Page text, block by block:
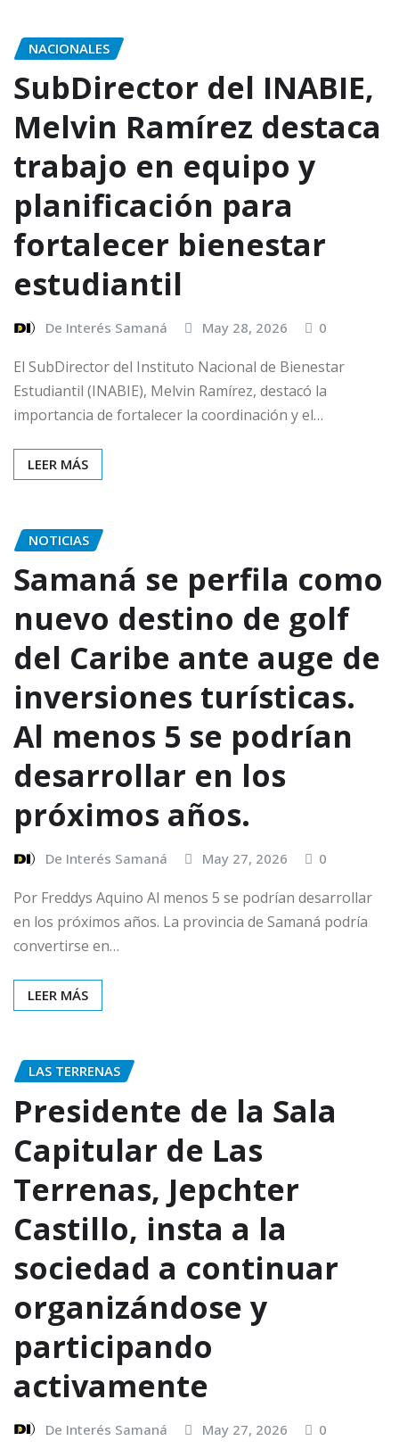
NACIONALES
SubDirector del INABIE,
Melvin Ramírez destaca
trabajo en equipo y
planificación para
fortalecer bienestar
estudiantil
De Interés Samaná May 28, 2026 0
El SubDirector del Instituto Nacional de Bienestar
Estudiantil (INABIE), Melvin Ramírez, destacó la
importancia de fortalecer la coordinación y el…
LEER MÁS
NOTICIAS
Samaná se perfila como
nuevo destino de golf
del Caribe ante auge de
inversiones turísticas.
Al menos 5 se podrían
desarrollar en los
próximos años.
De Interés Samaná May 27, 2026 0
Por Freddys Aquino Al menos 5 se podrían desarrollar
en los próximos años. La provincia de Samaná podría
convertirse en…
LEER MÁS
LAS TERRENAS
Presidente de la Sala
Capitular de Las
Terrenas, Jepchter
Castillo, insta a la
sociedad a continuar
organizándose y
participando
activamente
De Interés Samaná May 27, 2026 0